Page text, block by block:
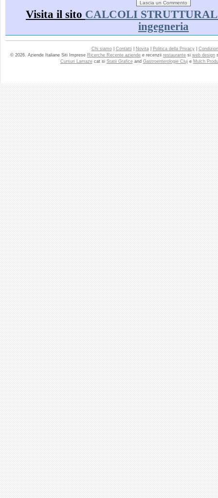
Visita il sito CALCOLI
ingegneria
Chi siamo| Contatti| Novita| Politica della Privacy|
© 2026. Aziende Italiane Siti Imprese Ricerche Recente aziende e recenzii restaurante si web design
Cursuri Lamazecat si Statii Graficeand Gastroenterologie Cluje Mulch